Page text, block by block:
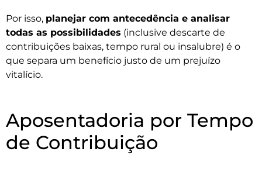
Por isso, planejar com antecedência e analisar
todas as possibilidades (inclusive descarte de
contribuições baixas, tempo rural ou insalubre) é o
que separa um benefício justo de um prejuízo
vitalício.
Aposentadoria por Tempo
de Contribuição